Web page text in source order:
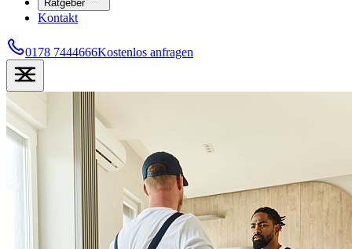
Ratgeber
Kontakt
0178 7444666Kostenlos anfragen